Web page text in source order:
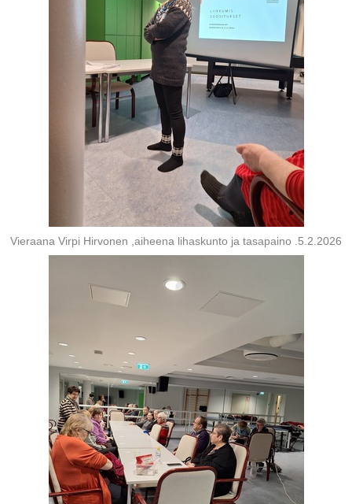
Vieraana Virpi Hirvonen ,aiheena lihaskunto ja tasapaino .5.2.2026